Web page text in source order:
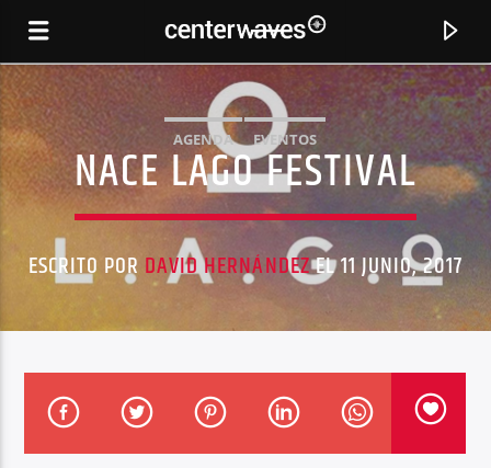
CANCIÓN ACTUAL
KINGPIN (KAISER SOUZAI REMIX)
AGENDA EVENTOS
NACE LAGO FESTIVAL
ESCRITO POR DAVID HERNÁNDEZEL 11 JUNIO, 2017